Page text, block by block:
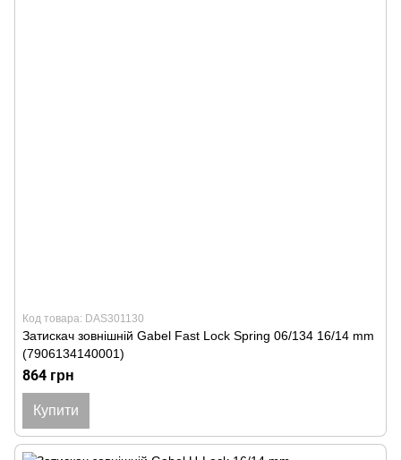
Код товара: DAS301130
Затискач зовнішній Gabel Fast Lock Spring 06/134 16/14 mm
(7906134140001)
864 грн
Купити